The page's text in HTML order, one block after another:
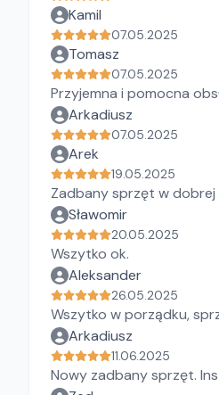
Kamil
07.05.2025
Tomasz
07.05.2025
Przyjemna i pomocna
Arkadiusz
07.05.2025
Arek
19.05.2025
Zadbany sprzęt w dobrej
Sławomir
20.05.2025
Wszytko ok.
Aleksander
26.05.2025
Wszytko w porządku,
Arkadiusz
11.06.2025
Nowy zadbany sprzęt.